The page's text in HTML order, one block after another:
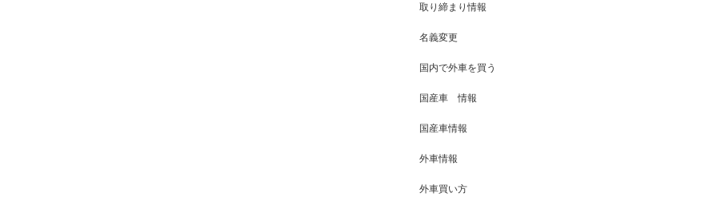
取り締まり情報
名義変更
国内で外車を買う
国産車 情報
国産車情報
外車情報
外車買い方